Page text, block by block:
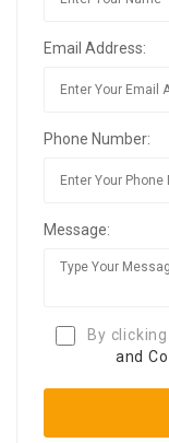
Email Address:
Phone Number:
Message:
By
and